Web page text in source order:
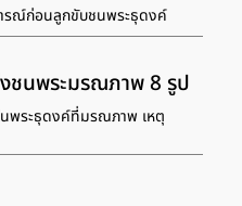
รณ์ก่อนลูกขับชนพระธุดงค์
ชนพระมรณภาพ 8 รูป
พระธุดงค์ที่มรณภาพ เหตุ